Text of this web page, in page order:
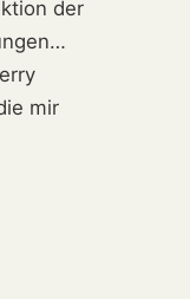
der
mir